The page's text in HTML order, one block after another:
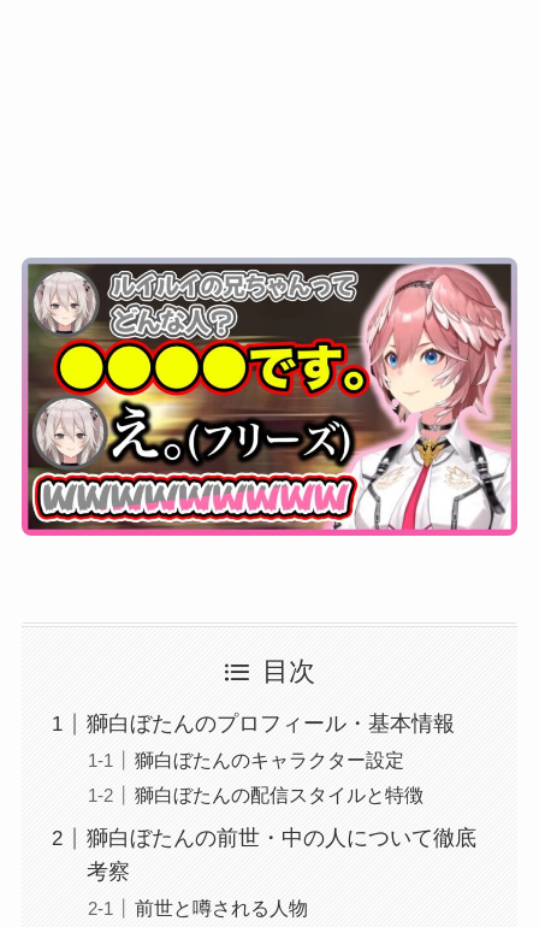
目次
獅白ぼたんのプロフィール・基本情報
獅白ぼたんのキャラクター設定
獅白ぼたんの配信スタイルと特徴
獅白ぼたんの前世・中の人について徹底
考察
前世と噂される人物